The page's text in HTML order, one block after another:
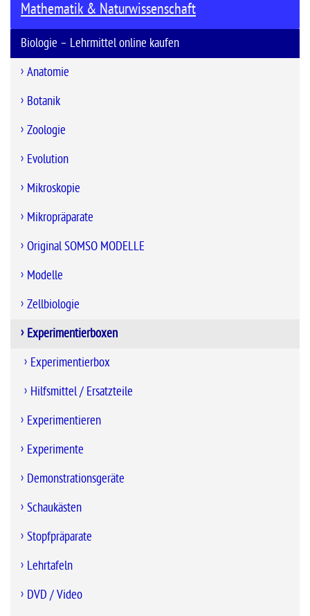
Mathematik & Naturwissenschaft
Biologie – Lehrmittel online kaufen
Anatomie
Botanik
Zoologie
Evolution
Mikroskopie
Mikropräparate
Original SOMSO MODELLE
Modelle
Zellbiologie
Experimentierboxen
Experimentierbox
Hilfsmittel / Ersatzteile
Experimentieren
Experimente
Demonstrationsgeräte
Schaukästen
Stopfpräparate
Lehrtafeln
DVD / Video